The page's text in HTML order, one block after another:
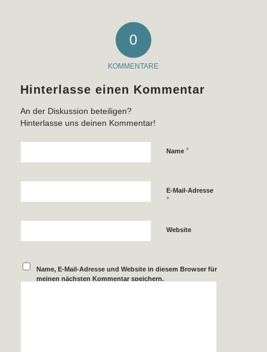
0
KOMMENTARE
Hinterlasse einen Kommentar
An der Diskussion beteiligen?
Hinterlasse uns deinen Kommentar!
Name *
E-Mail-Adresse
*
Website
Name, E-Mail-Adresse und Website in diesem Browser für
meinen nächsten Kommentar speichern.